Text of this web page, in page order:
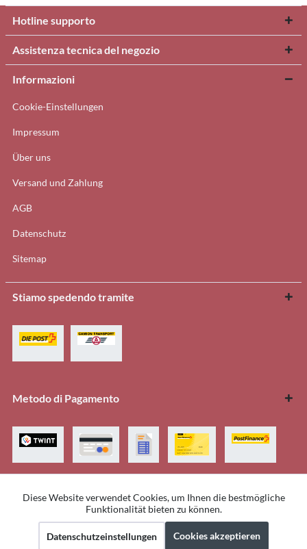
Hotline supporto
Assistenza tecnica del negozio
Informazioni
Cookie-Einstellungen
Impressum
Über uns
Versand und Zahlung
AGB
Datenschutz
Sitemap
Stiamo spedendo tramite
Metodo di Pagamento
Tutti i prezzi sono Iva inclusa
Cookie-Einstellungen Impressum Über uns Kontakt
Funktionale Aktiv
Marketing Aktiv
Diese Website verwendet Cookies, um Ihnen die bestmögliche
Funktionalität bieten zu können.
Datenschutzeinstellungen Cookies akzeptieren